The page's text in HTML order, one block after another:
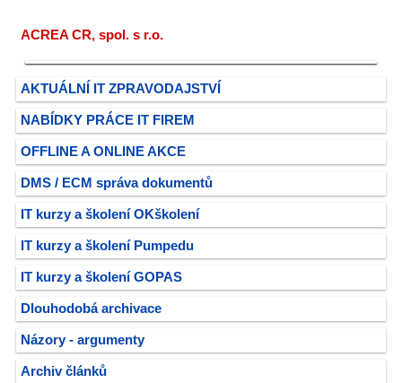
ACREA CR, spol. s r.o.
AKTUÁLNÍ IT ZPRAVODAJSTVÍ
NABÍDKY PRÁCE IT FIREM
OFFLINE A ONLINE AKCE
DMS / ECM správa dokumentů
IT kurzy a školení OKškolení
IT kurzy a školení Pumpedu
IT kurzy a školení GOPAS
Dlouhodobá archivace
Názory - argumenty
Archiv článků